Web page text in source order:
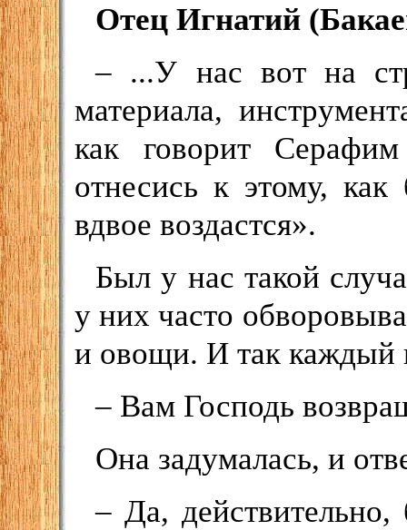
Отец Игнатий
– ...У нас вот на
материала,
как говорит
отнесись к этому,
вдвое воздастся».
Был у нас такой
у них часто
и овощи. И так каждый
– Вам Господь
Она задумалась, и
– Да,